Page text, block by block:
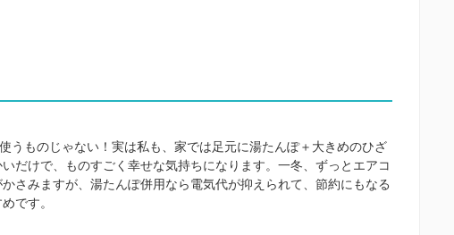
うものじゃない！実は私も、家では足元に湯たんぽ＋大きめのひざ
だけで、ものすごく幸せな気持ちになります。一冬、ずっとエアコ
さみますが、湯たんぽ併用なら電気代が抑えられて、節約にもなる
です。